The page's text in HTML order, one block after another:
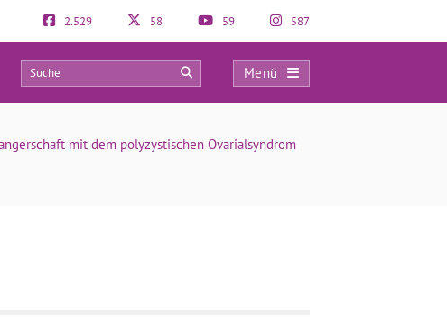
2.529 58 59 587
Menü
0
mit dem polyzystischen Ovarialsyndrom